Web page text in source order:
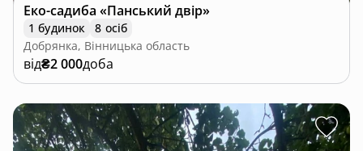
Еко-садиба «Панський двір»
1 будинок
8 осіб
Добрянка, Вінницька область
від₴2 000доба